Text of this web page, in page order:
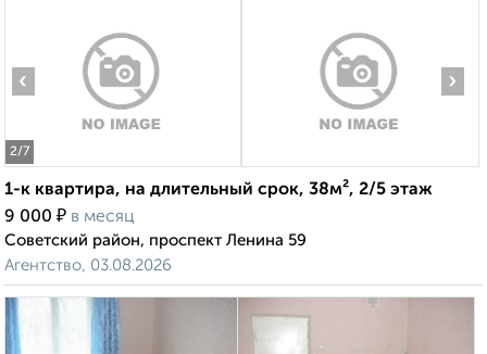
2/7
‹ ›
1-к квартира, на длительный срок, 38м², 2/5 этаж
9 000 ₽ в месяц
Советский район, проспект Ленина 59
Агентство, 03.08.2026